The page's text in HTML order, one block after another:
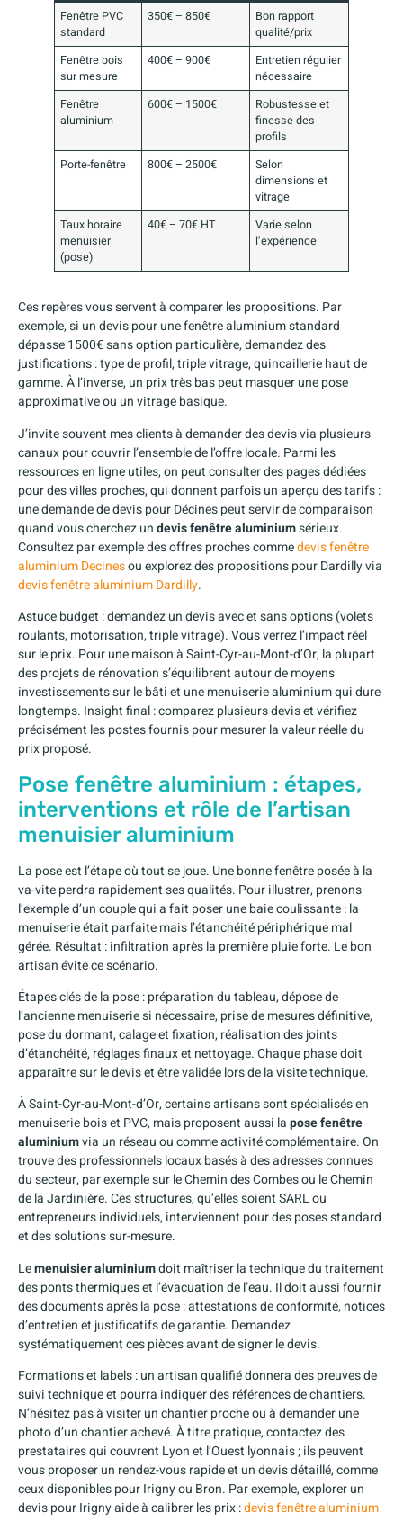
Fenêtre PVC
standard
350€ – 850€
Bon rapport
qualité/prix
Fenêtre bois
sur mesure
400€ – 900€
Entretien régulier
nécessaire
Fenêtre
aluminium
600€ – 1500€
Robustesse et
finesse des
profils
Porte-fenêtre
800€ – 2500€
Selon
dimensions et
vitrage
Taux horaire
menuisier
(pose)
40€ – 70€ HT
Varie selon
l’expérience
Ces repères vous servent à comparer les propositions. Par
exemple, si un devis pour une fenêtre aluminium standard
dépasse 1500€ sans option particulière, demandez des
justifications : type de profil, triple vitrage, quincaillerie haut de
gamme. À l’inverse, un prix très bas peut masquer une pose
approximative ou un vitrage basique.
J’invite souvent mes clients à demander des devis via plusieurs
canaux pour couvrir l’ensemble de l’offre locale. Parmi les
ressources en ligne utiles, on peut consulter des pages dédiées
pour des villes proches, qui donnent parfois un aperçu des tarifs :
une demande de devis pour Décines peut servir de comparaison
quand vous cherchez undevis fenêtre aluminiumsérieux.
Consultez par exemple des offres proches commedevis fenêtre
aluminium Decinesou explorez des propositions pour Dardilly via
devis fenêtre aluminium Dardilly.
Astuce budget : demandez un devis avec et sans options (volets
roulants, motorisation, triple vitrage). Vous verrez l’impact réel
sur le prix. Pour une maison à Saint-Cyr-au-Mont-d’Or, la plupart
des projets de rénovation s’équilibrent autour de moyens
investissements sur le bâti et une menuiserie aluminium qui dure
longtemps. Insight final : comparez plusieurs devis et vérifiez
précisément les postes fournis pour mesurer la valeur réelle du
prix proposé.
Pose fenêtre aluminium : étapes,
interventions et rôle de l’artisan
menuisier aluminium
La pose est l’étape où tout se joue. Une bonne fenêtre posée à la
va-vite perdra rapidement ses qualités. Pour illustrer, prenons
l’exemple d’un couple qui a fait poser une baie coulissante : la
menuiserie était parfaite mais l’étanchéité périphérique mal
gérée. Résultat : infiltration après la première pluie forte. Le bon
artisan évite ce scénario.
Étapes clés de la pose : préparation du tableau, dépose de
l’ancienne menuiserie si nécessaire, prise de mesures définitive,
pose du dormant, calage et fixation, réalisation des joints
d’étanchéité, réglages finaux et nettoyage. Chaque phase doit
apparaître sur le devis et être validée lors de la visite technique.
À Saint-Cyr-au-Mont-d’Or, certains artisans sont spécialisés en
menuiserie bois et PVC, mais proposent aussi lapose fenêtre
aluminiumvia un réseau ou comme activité complémentaire. On
trouve des professionnels locaux basés à des adresses connues
du secteur, par exemple sur le Chemin des Combes ou le Chemin
de la Jardinière. Ces structures, qu’elles soient SARL ou
entrepreneurs individuels, interviennent pour des poses standard
et des solutions sur-mesure.
Lemenuisier aluminiumdoit maîtriser la technique du traitement
des ponts thermiques et l’évacuation de l’eau. Il doit aussi fournir
des documents après la pose : attestations de conformité, notices
d’entretien et justificatifs de garantie. Demandez
systématiquement ces pièces avant de signer le devis.
Formations et labels : un artisan qualifié donnera des preuves de
suivi technique et pourra indiquer des références de chantiers.
N’hésitez pas à visiter un chantier proche ou à demander une
photo d’un chantier achevé. À titre pratique, contactez des
prestataires qui couvrent Lyon et l’Ouest lyonnais ; ils peuvent
vous proposer un rendez-vous rapide et un devis détaillé, comme
ceux disponibles pour Irigny ou Bron. Par exemple, explorer un
devis pour Irigny aide à calibrer les prix :devis fenêtre aluminium